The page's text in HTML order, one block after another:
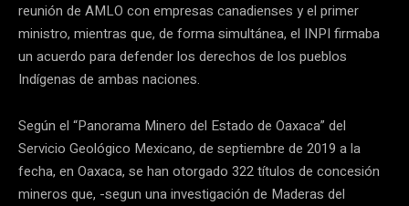
reunión de AMLO con empresas canadienses y el primer
ministro, mientras que, de forma simultánea, el INPI firmaba
un acuerdo para defender los derechos de los pueblos
Indígenas de ambas naciones.
Según el “Panorama Minero del Estado de Oaxaca” del
Servicio Geológico Mexicano, de septiembre de 2019 a la
fecha, en Oaxaca, se han otorgado 322 títulos de concesión
mineros que, -segun una investigación de Maderas del